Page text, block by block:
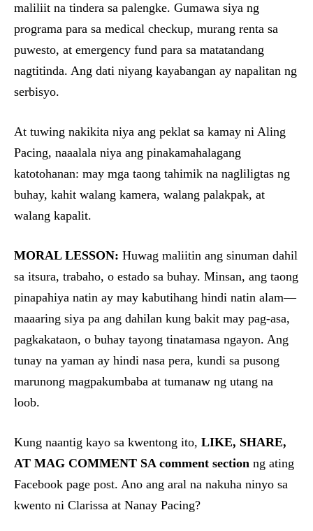
maliliit na tindera sa palengke. Gumawa siya ng
programa para sa medical checkup, murang renta sa
puwesto, at emergency fund para sa matatandang
nagtitinda. Ang dati niyang kayabangan ay napalitan ng
serbisyo.
At tuwing nakikita niya ang peklat sa kamay ni Aling
Pacing, naaalala niya ang pinakamahalagang
katotohanan: may mga taong tahimik na nagliligtas ng
buhay, kahit walang kamera, walang palakpak, at
walang kapalit.
MORAL LESSON: Huwag maliitin ang sinuman dahil
sa itsura, trabaho, o estado sa buhay. Minsan, ang taong
pinapahiya natin ay may kabutihang hindi natin alam—
maaaring siya pa ang dahilan kung bakit may pag-asa,
pagkakataon, o buhay tayong tinatamasa ngayon. Ang
tunay na yaman ay hindi nasa pera, kundi sa pusong
marunong magpakumbaba at tumanaw ng utang na
loob.
Kung naantig kayo sa kwentong ito, LIKE, SHARE,
AT MAG COMMENT SA comment section ng ating
Facebook page post. Ano ang aral na nakuha ninyo sa
kwento ni Clarissa at Nanay Pacing?